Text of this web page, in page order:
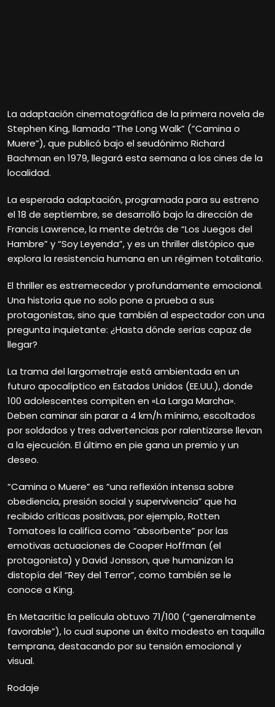
La adaptación cinematográfica de la primera novela de
Stephen King, llamada “The Long Walk” (“Camina o
Muere”), que publicó bajo el seudónimo Richard
Bachman en 1979, llegará esta semana a los cines de la
localidad.
La esperada adaptación, programada para su estreno
el 18 de septiembre, se desarrolló bajo la dirección de
Francis Lawrence, la mente detrás de “Los Juegos del
Hambre” y “Soy Leyenda”, y es un thriller distópico que
explora la resistencia humana en un régimen totalitario.
El thriller es estremecedor y profundamente emocional.
Una historia que no solo pone a prueba a sus
protagonistas, sino que también al espectador con una
pregunta inquietante: ¿Hasta dónde serías capaz de
llegar?
La trama del largometraje está ambientada en un
futuro apocalíptico en Estados Unidos (EE.UU.), donde
100 adolescentes compiten en «La Larga Marcha».
Deben caminar sin parar a 4 km/h mínimo, escoltados
por soldados y tres advertencias por ralentizarse llevan
a la ejecución. El último en pie gana un premio y un
deseo.
“Camina o Muere” es “una reflexión intensa sobre
obediencia, presión social y supervivencia” que ha
recibido críticas positivas, por ejemplo, Rotten
Tomatoes la califica como “absorbente” por las
emotivas actuaciones de Cooper Hoffman (el
protagonista) y David Jonsson, que humanizan la
distopía del “Rey del Terror”, como también se le
conoce a King.
En Metacritic la película obtuvo 71/100 (“generalmente
favorable”), lo cual supone un éxito modesto en taquilla
temprana, destacando por su tensión emocional y
visual.
Rodaje